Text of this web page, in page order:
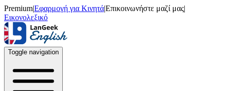
Premium|Εφαρμογή για Κινητά|Επικοινωνήστε μαζί μας|
Εικονολεξικό
Toggle navigation